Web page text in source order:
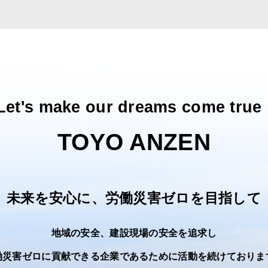
make our dreams come true
TOYO ANZEN
未来を安心に、労働災害ゼロを目指して
地域の安全、建設現場の安全を追求し
災害ゼロに貢献できる企業であるために活動を続けておりま